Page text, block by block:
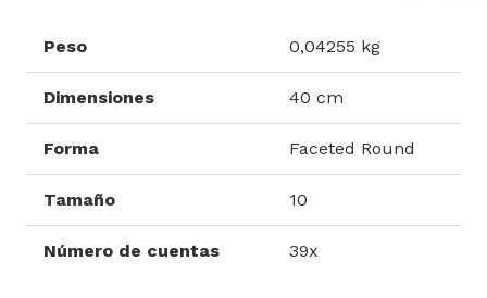
Peso 0,04255 kg
Dimensiones 40 cm
Forma Faceted Round
Tamaño 10
Número de cuentas 39x